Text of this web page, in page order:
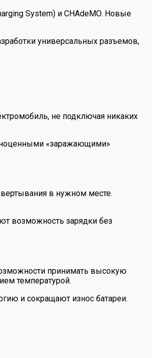
System) и CHAdeMO. Новые
универсальных разъемов,
не подключая никаких
«заражающими»
в нужном месте.
возможность зарядки без
принимать высокую
температурой.
и сокращают износ батареи.